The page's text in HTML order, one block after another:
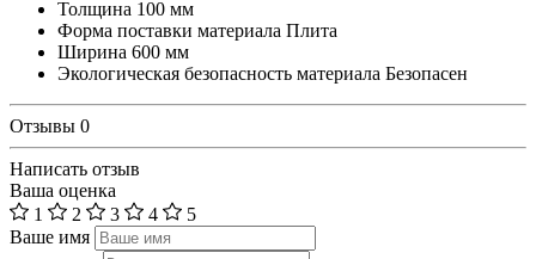
Толщина 100 мм
Форма поставки материала Плита
Ширина 600 мм
Экологическая безопасность материала Безопасен
Отзывы 0
Написать отзыв
Ваша оценка
1
2 3 4
5
Ваше имя